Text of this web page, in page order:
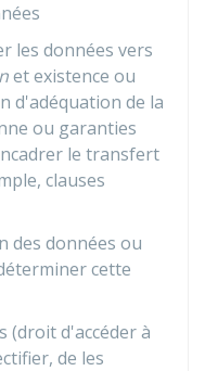
les données vers
et existence ou
d'adéquation de la
ou garanties
le transfert
clauses
des données ou
cette
(droit d'accéder à
de les